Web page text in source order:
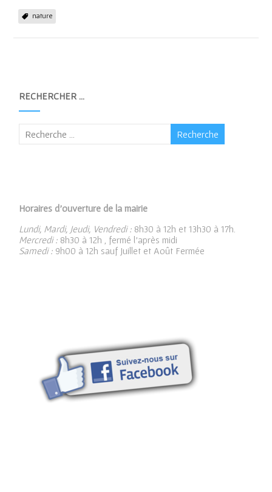
nature
RECHERCHER …
Horaires d’ouverture de la mairie
Lundi, Mardi, Jeudi, Vendredi : 8h30 à 12h et 13h30 à 17h.
Mercredi : 8h30 à 12h , fermé l’après midi
Samedi : 9h00 à 12h sauf Juillet et Août Fermée